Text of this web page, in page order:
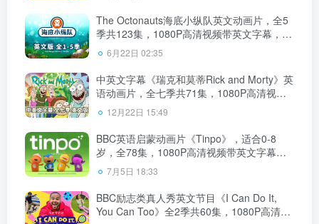
The Octonauts海底小纵队英文动画片，全5
季共123集，1080P高清视频带英文字幕，带
配套音频MP3，百度云网盘下载
6月22日 02:35
中英文字幕《瑞克和莫蒂Rick and Morty》英
语动画片，全七季共71集，1080P高清视
频，百度云网盘下载
12月22日 15:49
BBC英语启蒙动画片《Tinpo》，适合0-8
岁，全78集，1080P高清视频带英文字幕，
百度云网盘下载
7月5日 18:33
BBC励志类真人秀英文节目《I Can Do It,
You Can Too》全2季共60集，1080P高清视